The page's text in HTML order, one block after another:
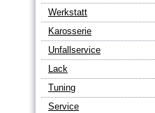
Werkstatt
Karosserie
Unfallservice
Lack
Tuning
Service